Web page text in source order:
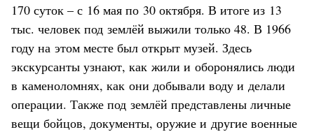
170 суток – с 16 мая по 30 октября. В итоге из 13
тыс. человек под землёй выжили только 48. В 1966
году на этом месте был открыт музей. Здесь
экскурсанты узнают, как жили и оборонялись люди
в каменоломнях, как они добывали воду и делали
операции. Также под землёй представлены личные
вещи бойцов, документы, оружие и другие военные